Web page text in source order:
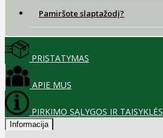
Pamiršote slaptažodį?
PRISTATYMAS
APIE MUS
PIRKIMO SĄLYGOS IR TAISYKLĖS
Informacija